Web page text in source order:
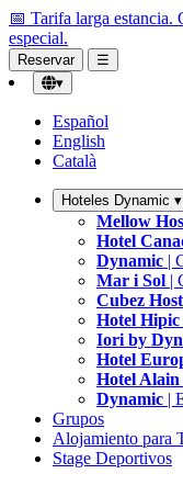
📅 Tarifa larga estancia.
especial.
Reservar
☰
▾
Español
English
Català
Hoteles Dynamic ▾
Mellow
Hotel
Dynamic |
Mar i Sol |
Cubez
Hotel Hipic
Iori by
Hotel
Hotel Alain
Dynamic |
Grupos
Alojamiento para
Stage Deportivos